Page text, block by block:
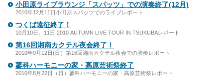
小田原ライブラウンジ「スパッツ」での演奏終了(12月)
2010年12月11日小田原スパッツでのライブレポート
つくば遠征終了！
10月10日、11日 2010 AUTUMN LIVE TOUR IN TSUKUBAレポート
第16回湘南カクテル夜会終了！
2010年9月12日(日）第16回湘南カクテル夜会での演奏レポート
蓼科ハーモニーの家・高原芸術祭終了
2010年8月22日（日）蓼科ハーモニーの家・高原芸術祭レポート